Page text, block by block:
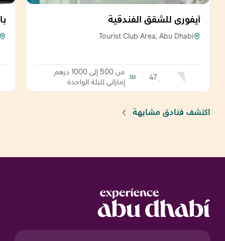
آيفوري للشقق الفندقية
Tourist Club Area, Abu Dhabi
47
من 500 إلى 1000 درهم
إماراتي لليلة الواحدة
اكتشف فنادق مشابهة